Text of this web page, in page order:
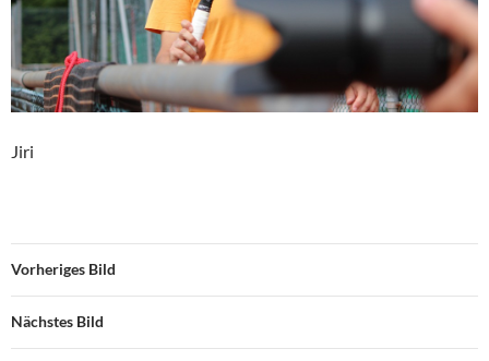
Jiri
Vorheriges Bild
Nächstes Bild